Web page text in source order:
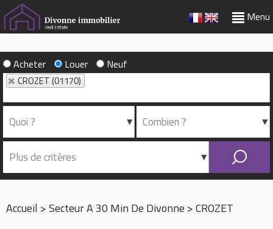
Menu
Acheter Louer Neuf
CROZET (01170)
Accueil>Secteur A 30 Min De Divonne>CROZET